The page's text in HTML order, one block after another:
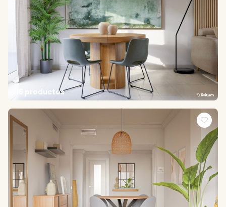
16 productos